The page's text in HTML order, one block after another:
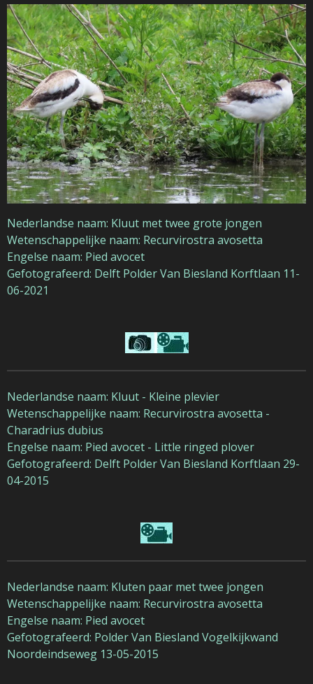
Nederlandse naam: Kluut met twee grote jongen
Wetenschappelijke naam: Recurvirostra avosetta
Engelse naam: Pied avocet
Gefotografeerd: Delft Polder Van Biesland Korftlaan 11-
06-2021
Nederlandse naam: Kluut - Kleine plevier
Wetenschappelijke naam: Recurvirostra avosetta -
Charadrius dubius
Engelse naam: Pied avocet - Little ringed plover
Gefotografeerd: Delft Polder Van Biesland Korftlaan 29-
04-2015
Nederlandse naam: Kluten paar met twee jongen
Wetenschappelijke naam: Recurvirostra avosetta
Engelse naam: Pied avocet
Gefotografeerd: Polder Van Biesland Vogelkijkwand
Noordeindseweg 13-05-2015